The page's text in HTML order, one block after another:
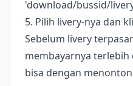
'download/bussid/
5. Pilih livery-nya dan
Sebelum livery
membayarnya terlebih
bisa dengan